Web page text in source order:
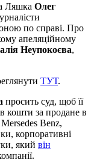
Ляшка Олег
по справі. Про
апеляційному
Неупокоєва,
ТУТ.
просить суд, щоб її
кошти за продане в
Benz,
корпоративні
який він